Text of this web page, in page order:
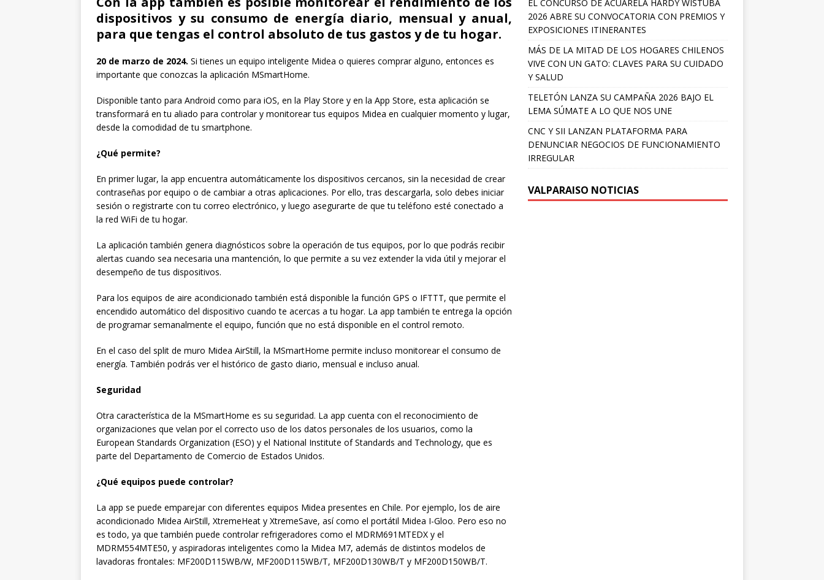
dispositivos y su consumo de energía diario, mensual y anual,
para que tengas el control absoluto de tus gastos y de tu hogar.
20 de marzo de 2024. Si tienes un equipo inteligente Midea o quieres comprar alguno, entonces es
importante que conozcas la aplicación MSmartHome.
Disponible tanto para Android como para iOS, en la Play Store y en la App Store, esta aplicación se
transformará en tu aliado para controlar y monitorear tus equipos Midea en cualquier momento y lugar,
desde la comodidad de tu smartphone.
¿Qué permite?
En primer lugar, la app encuentra automáticamente los dispositivos cercanos, sin la necesidad de crear
contraseñas por equipo o de cambiar a otras aplicaciones. Por ello, tras descargarla, solo debes iniciar
sesión o registrarte con tu correo electrónico, y luego asegurarte de que tu teléfono esté conectado a
la red WiFi de tu hogar.
La aplicación también genera diagnósticos sobre la operación de tus equipos, por lo que podrás recibir
alertas cuando sea necesaria una mantención, lo que permite a su vez extender la vida útil y mejorar el
desempeño de tus dispositivos.
Para los equipos de aire acondicionado también está disponible la función GPS o IFTTT, que permite el
encendido automático del dispositivo cuando te acercas a tu hogar. La app también te entrega la opción
de programar semanalmente el equipo, función que no está disponible en el control remoto.
En el caso del split de muro Midea AirStill, la MSmartHome permite incluso monitorear el consumo de
energía. También podrás ver el histórico de gasto diario, mensual e incluso anual.
Seguridad
Otra característica de la MSmartHome es su seguridad. La app cuenta con el reconocimiento de
organizaciones que velan por el correcto uso de los datos personales de los usuarios, como la
European Standards Organization (ESO) y el National Institute of Standards and Technology, que es
parte del Departamento de Comercio de Estados Unidos.
¿Qué equipos puede controlar?
La app se puede emparejar con diferentes equipos Midea presentes en Chile. Por ejemplo, los de aire
acondicionado Midea AirStill, XtremeHeat y XtremeSave, así como el portátil Midea I-Gloo. Pero eso no
es todo, ya que también puede controlar refrigeradores como el MDRM691MTEDX y el
MDRM554MTE50, y aspiradoras inteligentes como la Midea M7, además de distintos modelos de
lavadoras frontales: MF200D115WB/W, MF200D115WB/T, MF200D130WB/T y MF200D150WB/T.
EL CONCURSO DE ACUARELA HARDY WISTUBA
2026 ABRE SU CONVOCATORIA CON PREMIOS Y
EXPOSICIONES ITINERANTES
MÁS DE LA MITAD DE LOS HOGARES CHILENOS
VIVE CON UN GATO: CLAVES PARA SU CUIDADO
Y SALUD
TELETÓN LANZA SU CAMPAÑA 2026 BAJO EL
LEMA SÚMATE A LO QUE NOS UNE
CNC Y SII LANZAN PLATAFORMA PARA
DENUNCIAR NEGOCIOS DE FUNCIONAMIENTO
IRREGULAR
VALPARAISO NOTICIAS